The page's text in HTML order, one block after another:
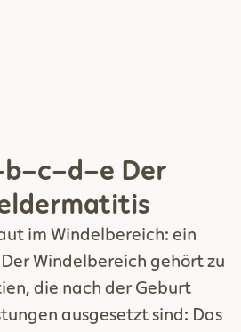
b-c-d-e Der
im Windelbereich: ein
Windelbereich gehört zu
die nach der Geburt
ausgesetzt sind: Das